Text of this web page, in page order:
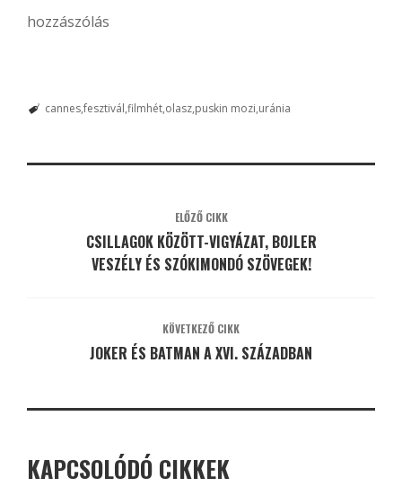
hozzászólás
cannesfesztivál filmhét olasz puskin mozi uránia
ELŐZŐ CIKK
CSILLAGOK KÖZÖTT-VIGYÁZAT, BOJLER
VESZÉLY ÉS SZÓKIMONDÓ SZÖVEGEK!
KÖVETKEZŐ CIKK
JOKER ÉS BATMAN A XVI. SZÁZADBAN
KAPCSOLÓDÓ CIKKEK